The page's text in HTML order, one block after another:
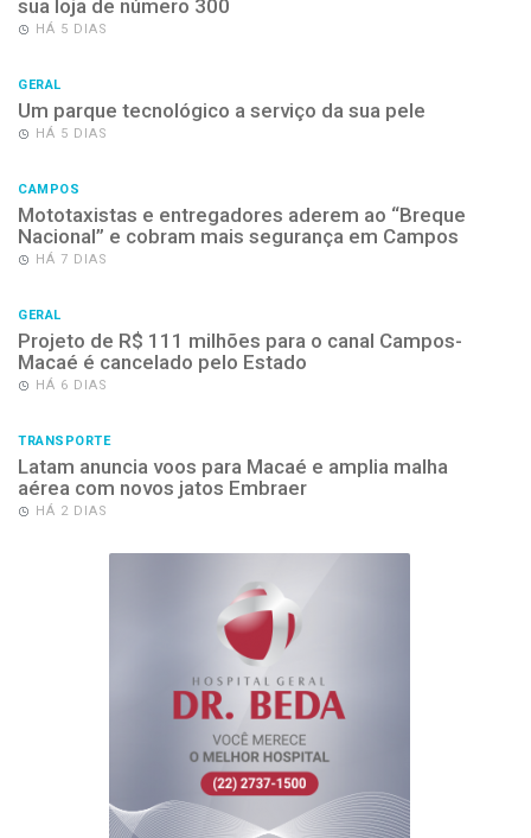
sua loja de número 300
HÁ 5 DIAS
GERAL
Um parque tecnológico a serviço da sua pele
HÁ 5 DIAS
CAMPOS
Mototaxistas e entregadores aderem ao “Breque
Nacional” e cobram mais segurança em Campos
HÁ 7 DIAS
GERAL
Projeto de R$ 111 milhões para o canal Campos-
Macaé é cancelado pelo Estado
HÁ 6 DIAS
TRANSPORTE
Latam anuncia voos para Macaé e amplia malha
aérea com novos jatos Embraer
HÁ 2 DIAS